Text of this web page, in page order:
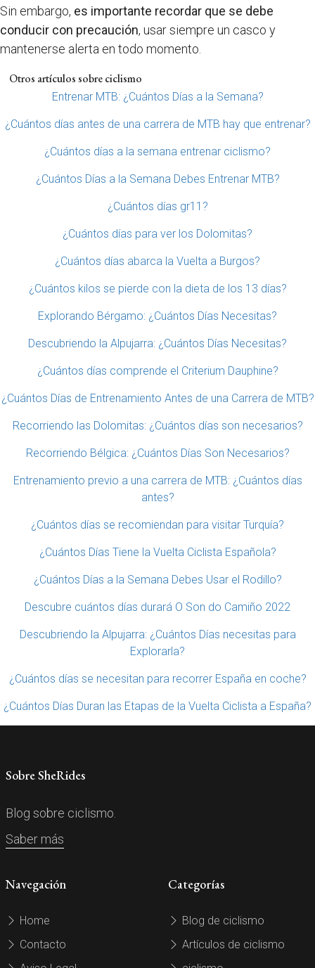
Sin embargo, es importante recordar que se debe
conducir con precaución, usar siempre un casco y
mantenerse alerta en todo momento.
Otros artículos sobre ciclismo
Entrenar MTB: ¿Cuántos Días a la Semana?
¿Cuántos días antes de una carrera de MTB hay que entrenar?
¿Cuántos días a la semana entrenar ciclismo?
¿Cuántos Días a la Semana Debes Entrenar MTB?
¿Cuántos días gr11?
¿Cuántos días para ver los Dolomitas?
¿Cuántos días abarca la Vuelta a Burgos?
¿Cuántos kilos se pierde con la dieta de los 13 días?
Explorando Bérgamo: ¿Cuántos Días Necesitas?
Descubriendo la Alpujarra: ¿Cuántos Días Necesitas?
¿Cuántos días comprende el Criterium Dauphine?
¿Cuántos Días de Entrenamiento Antes de una Carrera de MTB?
Recorriendo las Dolomitas: ¿Cuántos días son necesarios?
Recorriendo Bélgica: ¿Cuántos Días Son Necesarios?
Entrenamiento previo a una carrera de MTB: ¿Cuántos días
antes?
¿Cuántos días se recomiendan para visitar Turquía?
¿Cuántos Días Tiene la Vuelta Ciclista Española?
¿Cuántos Días a la Semana Debes Usar el Rodillo?
Descubre cuántos días durará O Son do Camiño 2022
Descubriendo la Alpujarra: ¿Cuántos Días necesitas para
Explorarla?
¿Cuántos días se necesitan para recorrer España en coche?
¿Cuántos Días Duran las Etapas de la Vuelta Ciclista a España?
Sobre SheRides
Blog sobre ciclismo.
Saber más
Navegación
Home
Contacto
Categorías
Blog de ciclismo
Artículos de ciclismo